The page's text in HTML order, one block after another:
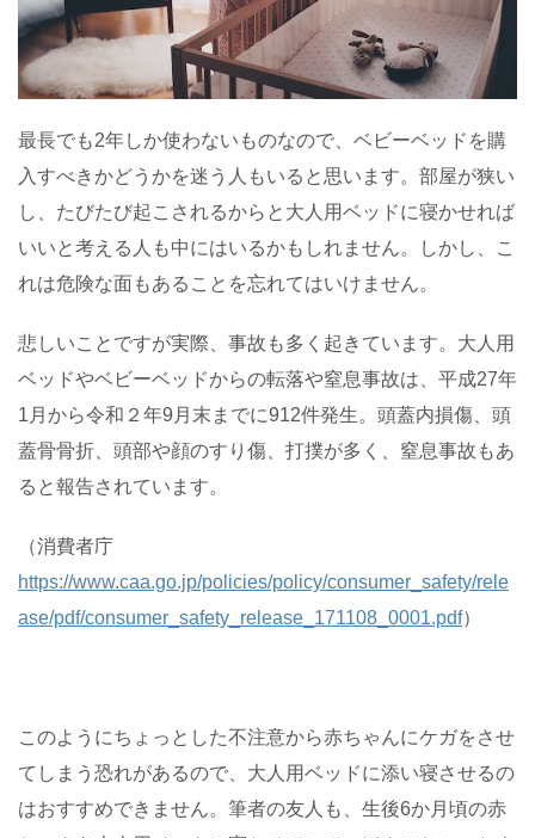
最長でも2年しか使わないものなので、ベビーベッドを購
入すべきかどうかを迷う人もいると思います。部屋が狭い
し、たびたび起こされるからと大人用ベッドに寝かせれば
いいと考える人も中にはいるかもしれません。しかし、こ
れは危険な面もあることを忘れてはいけません。
悲しいことですが実際、事故も多く起きています。大人用
ベッドやベビーベッドからの転落や窒息事故は、平成27年
1月から令和２年9月末までに912件発生。頭蓋内損傷、頭
蓋骨骨折、頭部や顔のすり傷、打撲が多く、窒息事故もあ
ると報告されています。
（消費者庁
https://www.caa.go.jp/policies/policy/consumer_safety/rele
ase/pdf/consumer_safety_release_171108_0001.pdf）
このようにちょっとした不注意から赤ちゃんにケガをさせ
てしまう恐れがあるので、大人用ベッドに添い寝させるの
はおすすめできません。筆者の友人も、生後6か月頃の赤